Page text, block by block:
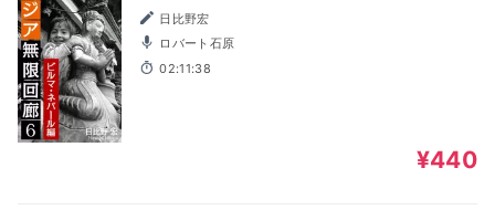
日比野宏
ロバート石原
02:11:38
¥440